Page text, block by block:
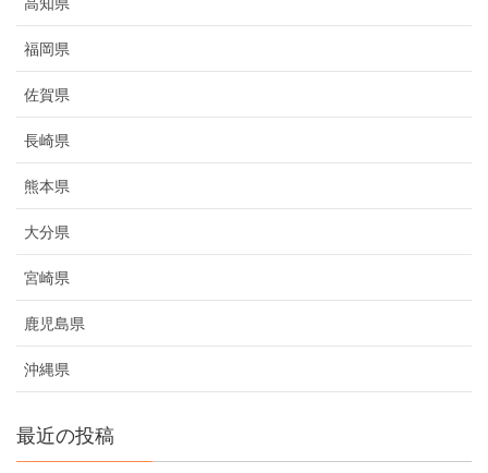
福岡県
佐賀県
長崎県
熊本県
大分県
宮崎県
鹿児島県
沖縄県
最近の投稿